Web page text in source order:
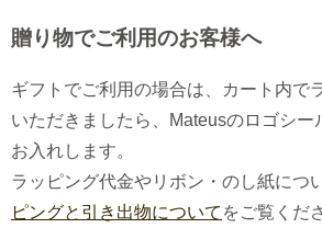
贈り物でご利用のお客様へ
ギフトでご利用の場合は、カート内で
いただきましたら、Mateusのロゴシー
お入れします。
ラッピング代金やリボン・のし紙につ
ピングと引き出物について をご覧くだ